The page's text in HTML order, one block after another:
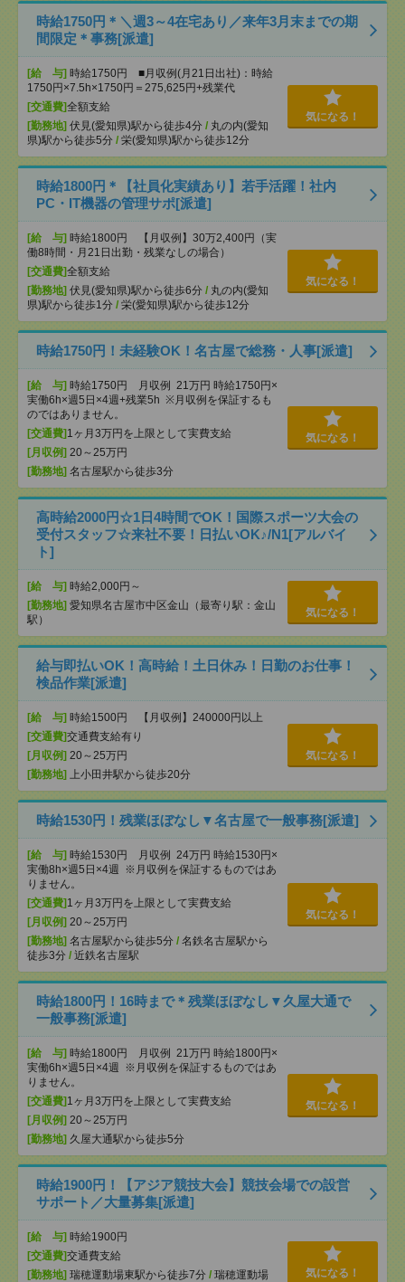
時給1750円＊＼週3～4在宅あり／来年3月末までの期
間限定＊事務[派遣]
[給 与] 時給1750円 ■月収例(月21日出社)：時給
1750円×7.5h×1750円＝275,625円+残業代
[交通費]全額支給
[勤務地] 伏見(愛知県)駅から徒歩4分 / 丸の内(愛知
県)駅から徒歩5分 / 栄(愛知県)駅から徒歩12分
気になる！
時給1800円＊【社員化実績あり】若手活躍！社内
PC・IT機器の管理サポ[派遣]
[給 与] 時給1800円 【月収例】30万2,400円（実
働8時間・月21日出勤・残業なしの場合）
[交通費]全額支給
[勤務地] 伏見(愛知県)駅から徒歩6分 / 丸の内(愛知
県)駅から徒歩1分 / 栄(愛知県)駅から徒歩12分
気になる！
時給1750円！未経験OK！名古屋で総務・人事[派遣]
[給 与] 時給1750円 月収例 21万円 時給1750円×
実働6h×週5日×4週+残業5h ※月収例を保証するも
のではありません。
[交通費] 1ヶ月3万円を上限として実費支給
[月収例] 20～25万円
[勤務地] 名古屋駅から徒歩3分
気になる！
高時給2000円☆1日4時間でOK！国際スポーツ大会の
受付スタッフ☆来社不要！日払いOK♪/N1[アルバイ
ト]
[給 与] 時給2,000円～
[勤務地] 愛知県名古屋市中区金山（最寄り駅：金山
駅）
気になる！
給与即払いOK！高時給！土日休み！日勤のお仕事！
検品作業[派遣]
[給 与] 時給1500円 【月収例】240000円以上
[交通費]交通費支給有り
[月収例] 20～25万円
[勤務地] 上小田井駅から徒歩20分
気になる！
時給1530円！残業ほぼなし▼名古屋で一般事務[派遣]
[給 与] 時給1530円 月収例 24万円 時給1530円×
実働8h×週5日×4週 ※月収例を保証するものではあ
りません。
[交通費] 1ヶ月3万円を上限として実費支給
[月収例] 20～25万円
[勤務地] 名古屋駅から徒歩5分 / 名鉄名古屋駅から
徒歩3分 / 近鉄名古屋駅
気になる！
時給1800円！16時まで＊残業ほぼなし▼久屋大通で
一般事務[派遣]
[給 与] 時給1800円 月収例 21万円 時給1800円×
実働6h×週5日×4週 ※月収例を保証するものではあ
りません。
[交通費] 1ヶ月3万円を上限として実費支給
[月収例] 20～25万円
[勤務地] 久屋大通駅から徒歩5分
気になる！
時給1900円！【アジア競技大会】競技会場での設営
サポート／大量募集[派遣]
[給 与] 時給1900円
[交通費]交通費支給
[勤務地] 瑞穂運動場東駅から徒歩7分 / 瑞穂運動場
気になる！